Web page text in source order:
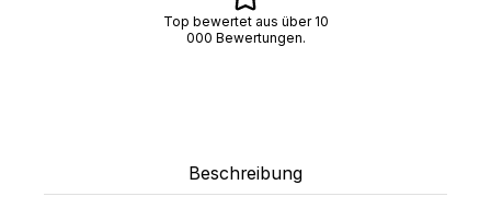
Top bewertet aus über 10
000 Bewertungen.
Beschreibung